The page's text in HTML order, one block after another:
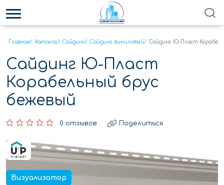
Главная/ Каталог/ Сайдинг/ Сайдинг виниловый/ Сайдинг Ю-Пласт
Сайдинг Ю-Пласт
Корабельный брус
бежевый
0 отзывов Поделиться
Визуализатор